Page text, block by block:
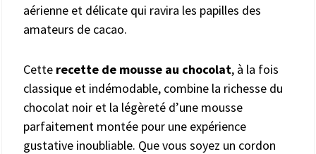
aérienne et délicate qui ravira les papilles des
amateurs de cacao.
Cette recette de mousse au chocolat, à la fois
classique et indémodable, combine la richesse du
chocolat noir et la légèreté d’une mousse
parfaitement montée pour une expérience
gustative inoubliable. Que vous soyez un cordon